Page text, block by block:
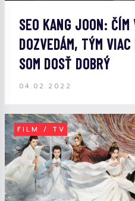
SEO KANG JOON:
DOZVEDÁM, TÝM
SOM DOSŤ DOBRÝ
04.02.2022
FILM / TV